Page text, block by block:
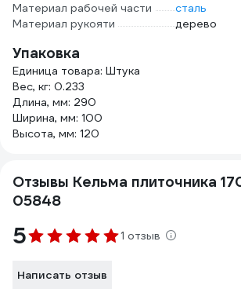
Материал рабочей части
сталь
Материал рукояти
дерево
Упаковка
Единица товара: Штука
Вес, кг: 0.233
Длина, мм: 290
Ширина, мм: 100
Высота, мм: 120
Отзывы Кельма плиточника
05848
5 1 отзыв
Написать отзыв